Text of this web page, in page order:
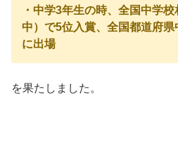
・中学3年生の時、全国中学
中）で5位入賞、全国都道府
に出場
を果たしました。